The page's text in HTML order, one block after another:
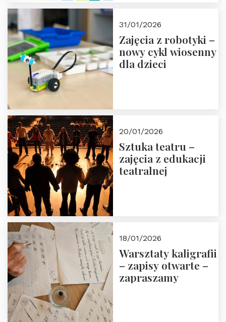
31/01/2026
Zajęcia z robotyki –
nowy cykl wiosenny
dla dzieci
20/01/2026
Sztuka teatru –
zajęcia z edukacji
teatralnej
18/01/2026
Warsztaty kaligrafii
– zapisy otwarte –
zapraszamy